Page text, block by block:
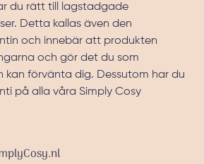
du rätt till lagstadgade
Detta kallas även den
och innebär att produkten
och gör det du som
kan förvänta dig. Dessutom har du
på alla våra Simply Cosy